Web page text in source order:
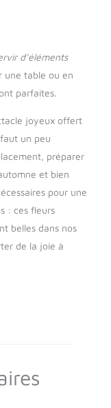
d’éléments
une table ou en
parfaites.
joyeux offert
un peu
préparer
et bien
pour une
: ces fleurs
belles dans nos
de la joie à